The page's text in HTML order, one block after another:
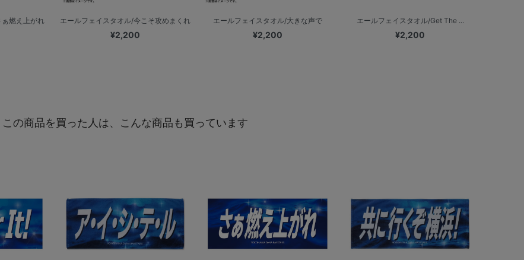
燃え上がれ エールフェイスタオル/今こそ攻めまくれ
¥2,200
エールフェイスタオル/大きな声で
¥2,200
エールフェイスタオル/Get The ...
¥2,200
この商品を買った人は、こんな商品も買っています